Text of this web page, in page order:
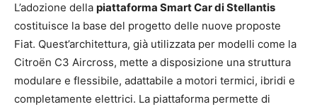
L’adozione della piattaforma Smart Car di Stellantis
costituisce la base del progetto delle nuove proposte
Fiat. Quest’architettura, già utilizzata per modelli come la
Citroën C3 Aircross, mette a disposizione una struttura
modulare e flessibile, adattabile a motori termici, ibridi e
completamente elettrici. La piattaforma permette di